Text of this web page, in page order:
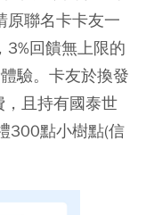
原聯名卡卡友一
3%回饋無上限的
驗。卡友於換發
，且持有國泰世
300點小樹點(信